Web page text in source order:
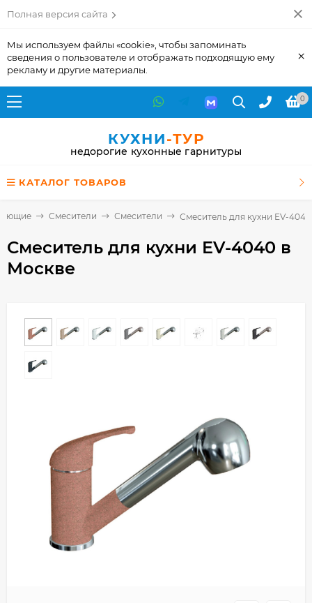
Полная версия сайта
Мы используем файлы «cookie», чтобы запоминать
сведения о пользователе и отображать подходящую ему
рекламу и другие материалы.
×
0
КУХНИ-ТУР
недорогие кухонные гарнитуры
КАТАЛОГ ТОВАРОВ
Смесители Смесители Смеситель для кухни EV-4040
Смеситель для кухни EV-4040 в
Москве